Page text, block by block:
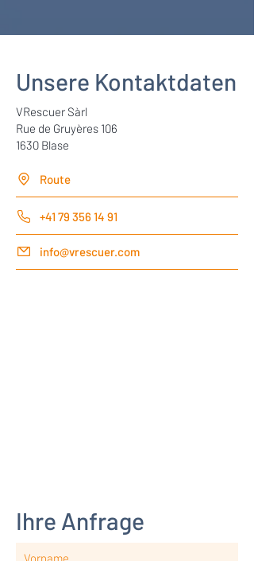
Unsere Kontaktdaten
VRescuer Sàrl
Rue de Gruyères 106
1630 Blase
Route
+41 79 356 14 91
info@vrescuer.com
Ihre Anfrage